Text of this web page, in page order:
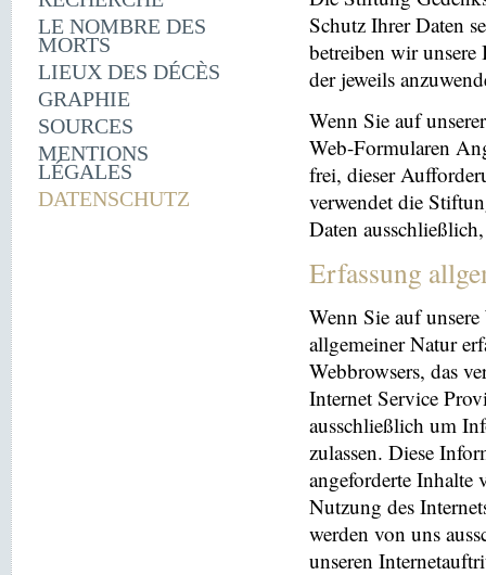
LE NOMBRE DES
MORTS
LIEUX DES DÉCÈS
GRAPHIE
SOURCES
MENTIONS
LÉGALES
DATENSCHUTZ
Schutz Ihrer Daten
betreiben wir
der jeweils
Wenn Sie auf
Web-Formularen
frei, dieser
verwendet die
Daten
Erfassung
Wenn Sie auf
allgemeiner Natur
Webbrowsers, das
Internet Service
ausschließlich um
zulassen. Diese
angeforderte Inhalte
Nutzung des
werden von uns
unseren